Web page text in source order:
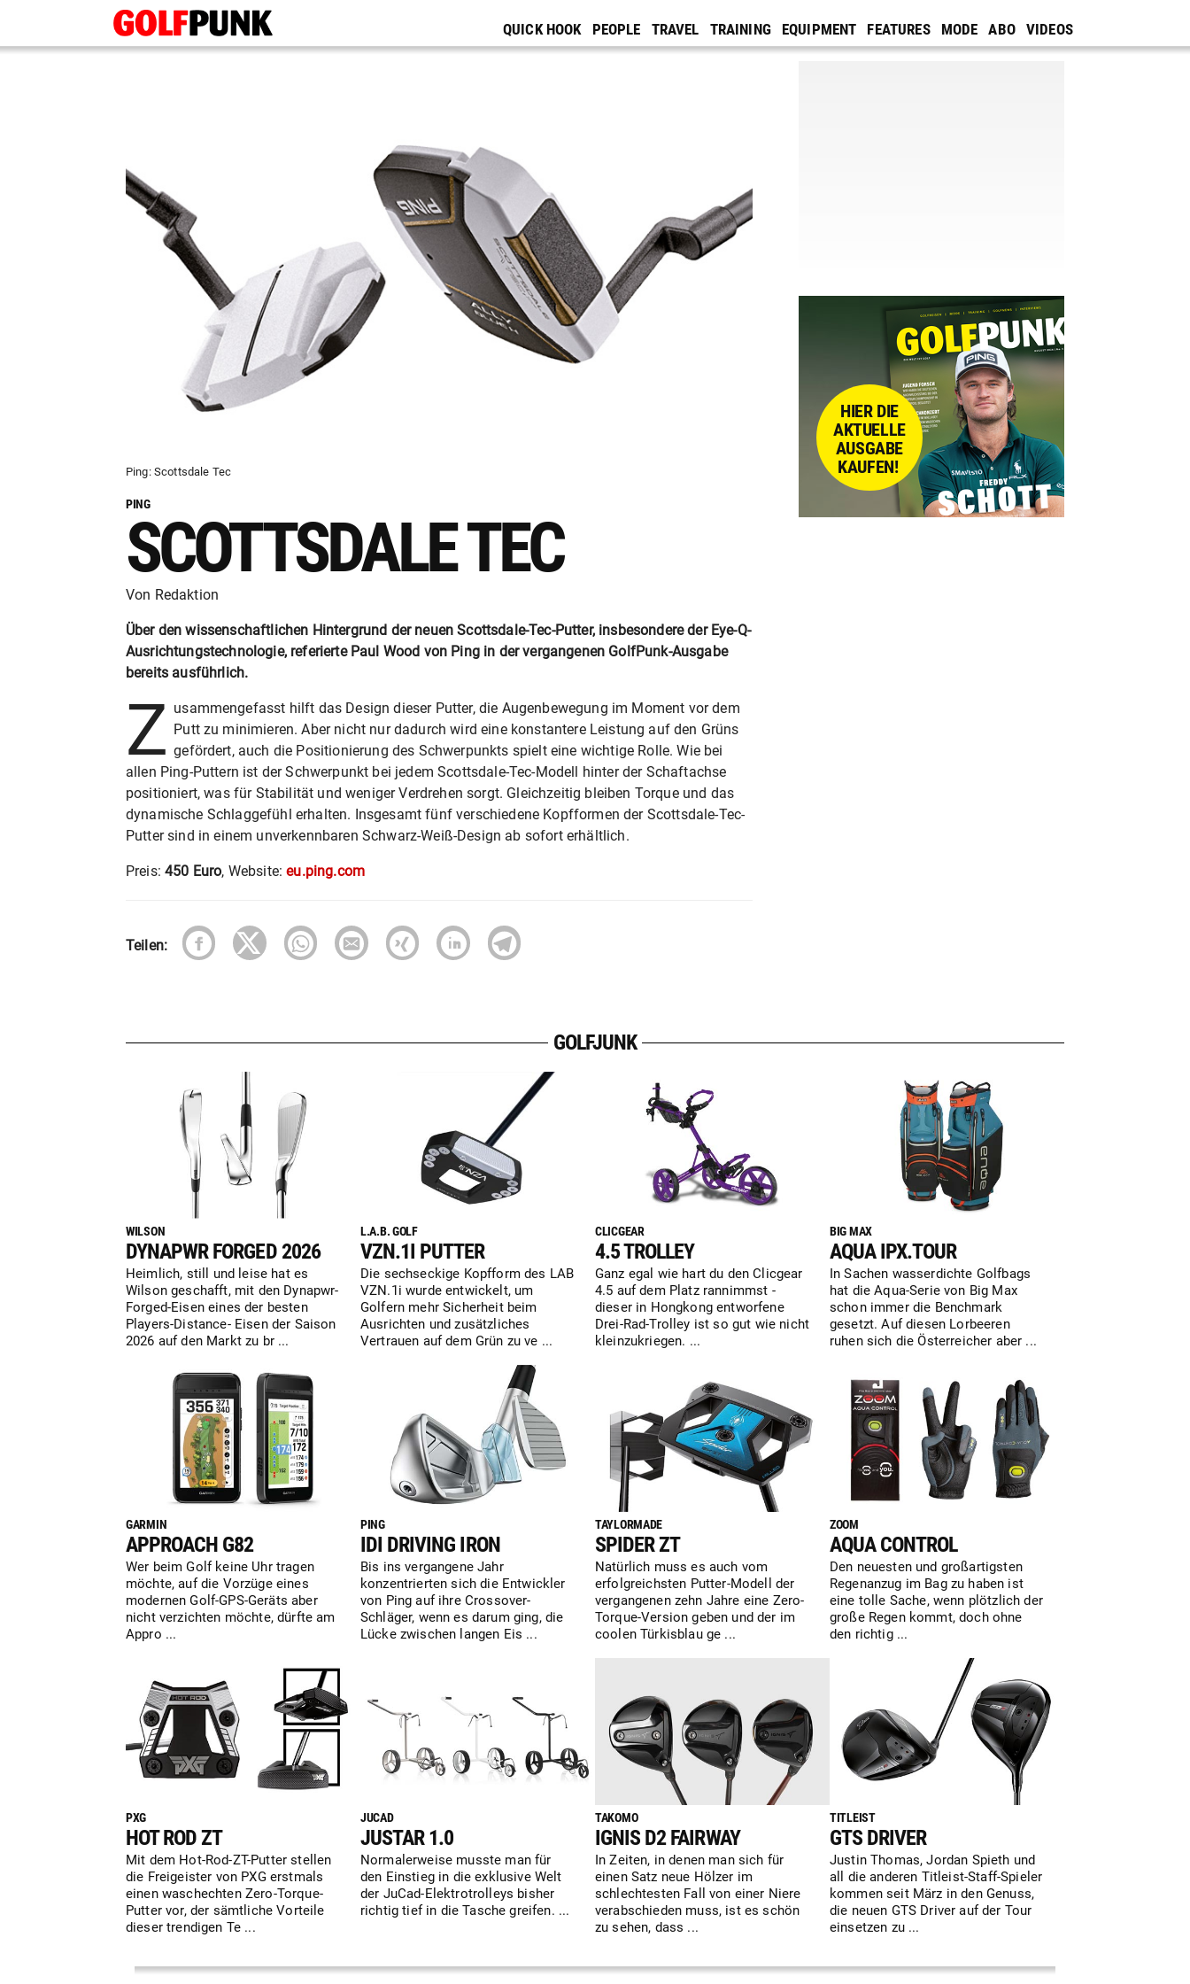
QUICK HOOK PEOPLE TRAVEL TRAINING EQUIPMENT FEATURES MODE ABO VIDEOS
Ping: Scottsdale Tec
PING
SCOTTSDALE TEC
Von Redaktion
Über den wissenschaftlichen Hintergrund der neuen Scottsdale-Tec-Putter, insbesondere der Eye-Q-
Ausrichtungstechnologie, referierte Paul Wood von Ping in der vergangenen GolfPunk-Ausgabe
bereits ausführlich.
Z usammengefasst hilft das Design dieser Putter, die Augenbewegung im Moment vor dem
Putt zu minimieren. Aber nicht nur dadurch wird eine konstantere Leistung auf den Grüns
gefördert, auch die Positionierung des Schwerpunkts spielt eine wichtige Rolle. Wie bei
allen Ping-Puttern ist der Schwerpunkt bei jedem Scottsdale-Tec-Modell hinter der Schaftachse
positioniert, was für Stabilität und weniger Verdrehen sorgt. Gleichzeitig bleiben Torque und das
dynamische Schlaggefühl erhalten. Insgesamt fünf verschiedene Kopfformen der Scottsdale-Tec-
Putter sind in einem unverkennbaren Schwarz-Weiß-Design ab sofort erhältlich.
Preis:450 Euro, Website:eu.ping.com
Teilen:
HIER DIE
AKTUELLE
AUSGABE
KAUFEN!
GOLFJUNK
WILSON
DYNAPWR FORGED 2026
Heimlich, still und leise hat es
Wilson geschafft, mit den Dynapwr-
Forged-Eisen eines der besten
Players-Distance- Eisen der Saison
2026 auf den Markt zu br ...
L.A.B. GOLF
VZN.1I PUTTER
Die sechseckige Kopfform des LAB
VZN.1i wurde entwickelt, um
Golfern mehr Sicherheit beim
Ausrichten und zusätzliches
Vertrauen auf dem Grün zu ve ...
CLICGEAR
4.5 TROLLEY
Ganz egal wie hart du den Clicgear
4.5 auf dem Platz rannimmst -
dieser in Hongkong entworfene
Drei-Rad-Trolley ist so gut wie nicht
kleinzukriegen. ...
BIG MAX
AQUA IPX.TOUR
In Sachen wasserdichte Golfbags
hat die Aqua-Serie von Big Max
schon immer die Benchmark
gesetzt. Auf diesen Lorbeeren
ruhen sich die Österreicher aber ...
GARMIN
APPROACH G82
Wer beim Golf keine Uhr tragen
möchte, auf die Vorzüge eines
modernen Golf-GPS-Geräts aber
nicht verzichten möchte, dürfte am
Appro ...
PING
IDI DRIVING IRON
Bis ins vergangene Jahr
konzentrierten sich die Entwickler
von Ping auf ihre Crossover-
Schläger, wenn es darum ging, die
Lücke zwischen langen Eis ...
TAYLORMADE
SPIDER ZT
Natürlich muss es auch vom
erfolgreichsten Putter-Modell der
vergangenen zehn Jahre eine Zero-
Torque-Version geben und der im
coolen Türkisblau ge ...
ZOOM
AQUA CONTROL
Den neuesten und großartigsten
Regenanzug im Bag zu haben ist
eine tolle Sache, wenn plötzlich der
große Regen kommt, doch ohne
den richtig ...
PXG
HOT ROD ZT
Mit dem Hot-Rod-ZT-Putter stellen
die Freigeister von PXG erstmals
einen waschechten Zero-Torque-
Putter vor, der sämtliche Vorteile
dieser trendigen Te ...
JUCAD
JUSTAR 1.0
Normalerweise musste man für
den Einstieg in die exklusive Welt
der JuCad-Elektrotrolleys bisher
richtig tief in die Tasche greifen. ...
TAKOMO
IGNIS D2 FAIRWAY
In Zeiten, in denen man sich für
einen Satz neue Hölzer im
schlechtesten Fall von einer Niere
verabschieden muss, ist es schön
zu sehen, dass ...
TITLEIST
GTS DRIVER
Justin Thomas, Jordan Spieth und
all die anderen Titleist-Staff-Spieler
kommen seit März in den Genuss,
die neuen GTS Driver auf der Tour
einsetzen zu ...